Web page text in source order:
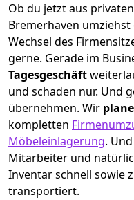
Ob du jetzt aus
Bremer­haven
Wechsel des
gerne. Gerade im
Tagesgeschäft
und schaden nur. Und
übernehmen. Wir
kompletten
Möbeleinlagerung.
Mitarbeiter und
Inventar schnell sowie
transportiert.